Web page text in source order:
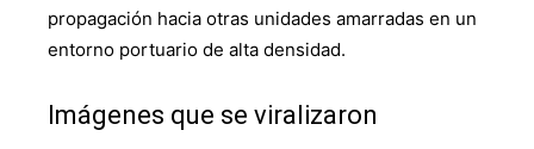
propagación hacia otras unidades amarradas en un
entorno portuario de alta densidad.
Imágenes que se viralizaron